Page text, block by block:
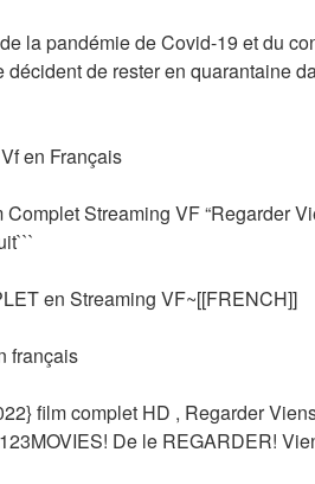
la pandémie de Covid-19 et du
de rester en quarantaine
en Français
Streaming VF “Regarder
en Streaming VF~[[FRENCH]]
français
film complet HD , Regarder
De le REGARDER!